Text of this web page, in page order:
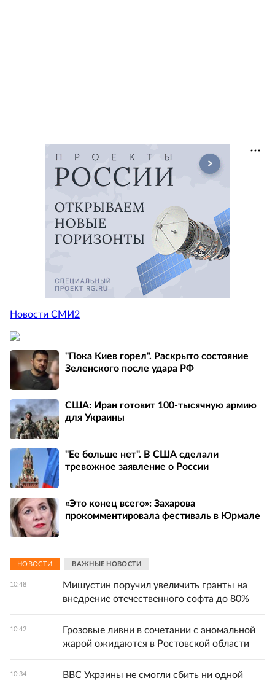
Новости СМИ2
"Пока Киев горел". Раскрыто состояние
Зеленского после удара РФ
США: Иран готовит 100-тысячную армию
для Украины
"Ее больше нет". В США сделали
тревожное заявление о России
«Это конец всего»: Захарова
прокомментировала фестиваль в Юрмале
НОВОСТИ ВАЖНЫЕ НОВОСТИ
10:48
Мишустин поручил увеличить гранты на
внедрение отечественного софта до 80%
10:42
Грозовые ливни в сочетании с аномальной
жарой ожидаются в Ростовской области
10:34
ВВС Украины не смогли сбить ни одной